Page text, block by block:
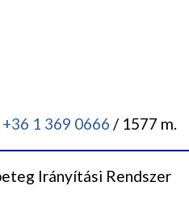
+36 1 369 0666 / 1577 m.
Irányítási Rendszer